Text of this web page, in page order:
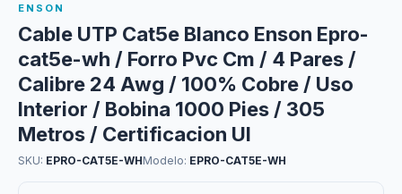
ENSON
Cable UTP Cat5e Blanco Enson Epro-
cat5e-wh / Forro Pvc Cm / 4 Pares /
Calibre 24 Awg / 100% Cobre / Uso
Interior / Bobina 1000 Pies / 305
Metros / Certificacion Ul
SKU: EPRO-CAT5E-WHModelo: EPRO-CAT5E-WH